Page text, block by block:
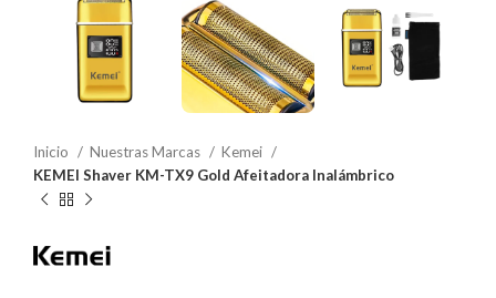
Inicio Nuestras Marcas
Kemei
KEMEI Shaver KM-TX9 Gold Afeitadora Inalámbrico